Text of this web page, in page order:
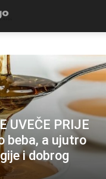
UVEČE PRIJE
beba, a ujutro
i dobrog